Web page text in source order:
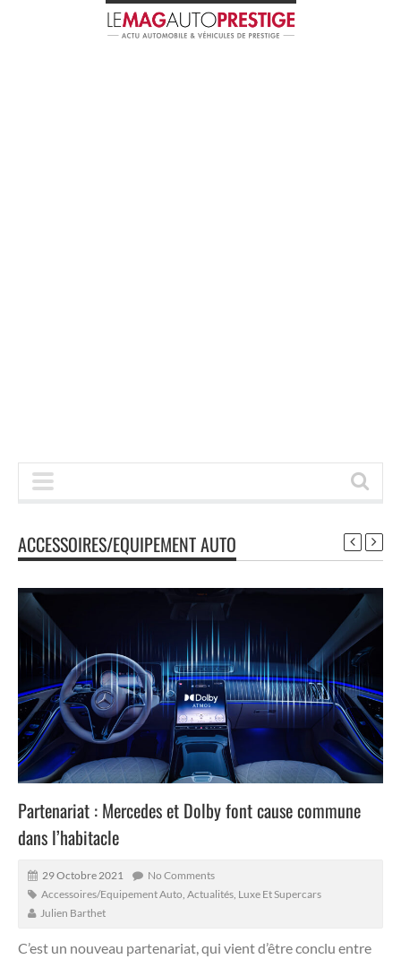
ACCESSOIRES/EQUIPEMENT AUTO
Partenariat : Mercedes et Dolby font cause commune
dans l’habitacle
29 Octobre 2021
No Comments
Accessoires/Equipement Auto Actualités Luxe Et Supercars
Julien Barthet
C’est un nouveau partenariat, qui vient d’être conclu entre